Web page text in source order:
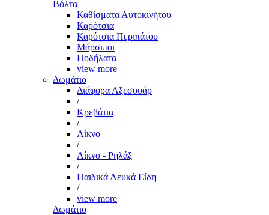
Βόλτα
Καθίσματα Αυτοκινήτου
Καρότσια
Καρότσια Περιπάτου
Μάρσιποι
Ποδήλατα
view more
Δωμάτιο
Διάφορα Αξεσουάρ
/
Κρεβάτια
/
Λίκνο
/
Λίκνο - Ρηλάξ
/
Παιδικά Λευκά Είδη
/
view more
Δωμάτιο